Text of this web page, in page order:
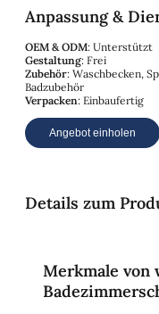
Anpassung &
OEM & ODM: Unterstützt
Gestaltung: Frei
Zubehör: Waschbecken,
Badzubehör
Verpacken: Einbaufertig
Angebot einholen
Details zum
Merkmale von